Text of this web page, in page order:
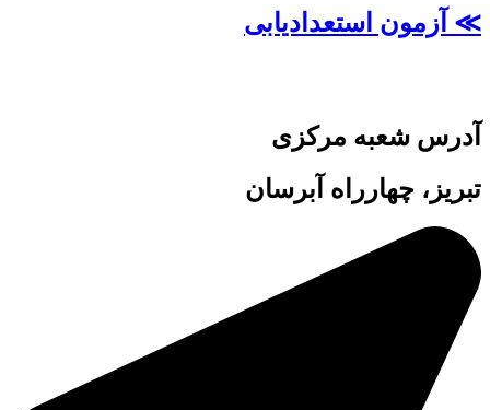
≫ آزمون استعدادیابی
آدرس شعبه مرکزی
تبریز، چهارراه آبرسان